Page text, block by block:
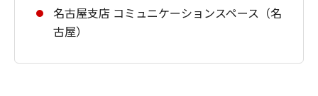
名古屋支店 コミュニケーションスペース（名
古屋）